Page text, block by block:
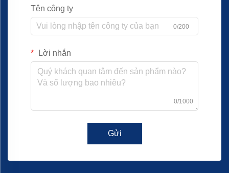
Tên công ty
0/200
Lời nhắn
0/1000
Gửi